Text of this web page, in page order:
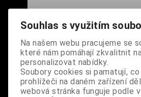
Cena s DPH:180 Kč
Dodání dny:skladem
ks
Koupit
Souhlas s využitím
Na našem webu pracujeme se
které nám pomáhají zkvalitnit
personalizovat nabídky.
Soubory cookies si pamatují,
prohlížeči na daném zařízení
webová stránka funguje podle